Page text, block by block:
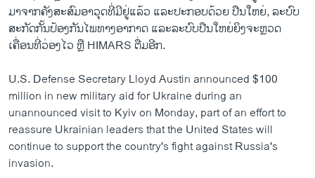
ມາຈາກຄັງສະສົມອາວຸດທີ່ມີຢູ່ແລ້ວ ແລະປະກອບດ້ວຍ ປືນໃຫຍ່, ລະບົບ
ສະກັດກັ້ນປ້ອງກັນໄພທາງອາກາດ ແລະລະບົບປືນໃຫຍ່ຍິງຈະຫຼວດ
ເຄື່ອນທີ່ວ່ອງໄວ ຫຼື HIMARS ຕື່ມອີກ.
U.S. Defense Secretary Lloyd Austin announced $100
million in new military aid for Ukraine during an
unannounced visit to Kyiv on Monday, part of an effort to
reassure Ukrainian leaders that the United States will
continue to support the country's fight against Russia's
invasion.